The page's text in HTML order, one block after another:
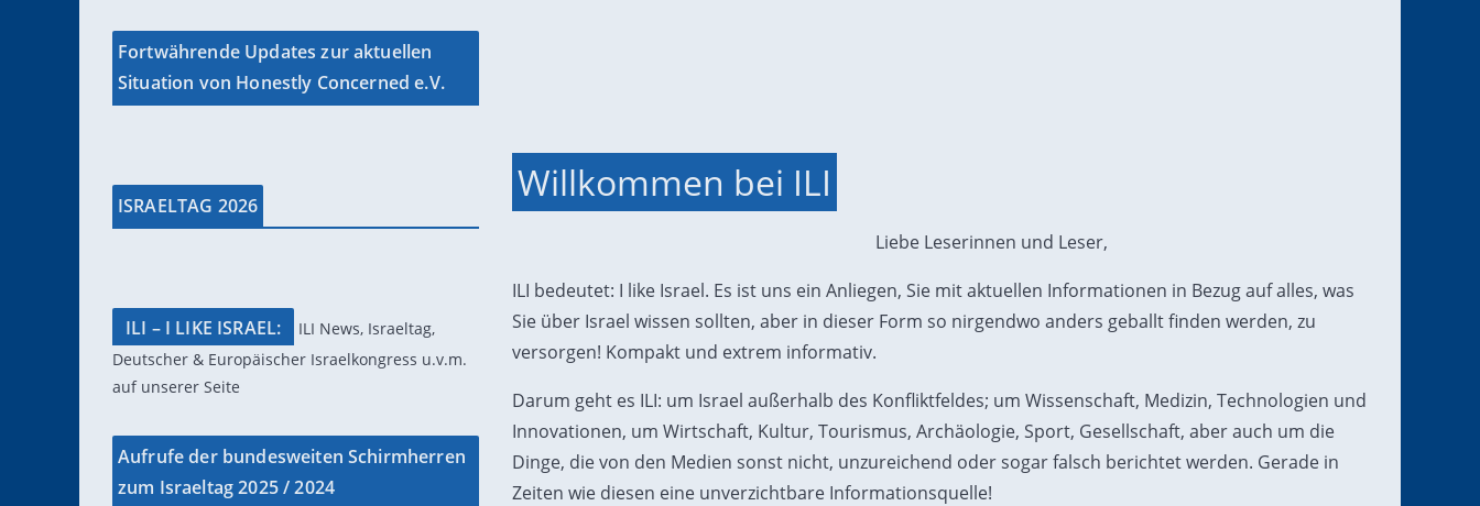
Willkommen bei ILI
Liebe Leserinnen und Leser,
ILI bedeutet: I like Israel. Es ist uns ein Anliegen, Sie mit aktuellen Informationen in Bezug auf alles, was
Sie über Israel wissen sollten, aber in dieser Form so nirgendwo anders geballt finden werden, zu
versorgen! Kompakt und extrem informativ.
Darum geht es ILI: um Israel außerhalb des Konfliktfeldes; um Wissenschaft, Medizin, Technologien und
Innovationen, um Wirtschaft, Kultur, Tourismus, Archäologie, Sport, Gesellschaft, aber auch um die
Dinge, die von den Medien sonst nicht, unzureichend oder sogar falsch berichtet werden. Gerade in
Zeiten wie diesen eine unverzichtbare Informationsquelle!
Fortwährende Updates zur aktuellen
Situation von Honestly Concerned e.V.
ISRAELTAG 2026
ILI – I LIKE ISRAEL:
ILI News, Israeltag,
Deutscher & Europäischer Israelkongress u.v.m.
auf unserer Seite
Aufrufe der bundesweiten Schirmherren
zum Israeltag 2025 / 2024